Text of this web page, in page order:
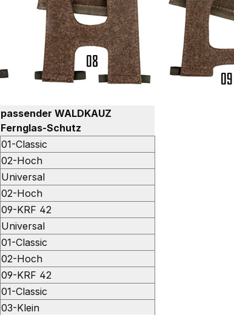
passender WALDKAUZ
Fernglas-Schutz
01-Classic
02-Hoch
Universal
02-Hoch
09-KRF 42
Universal
01-Classic
02-Hoch
09-KRF 42
01-Classic
03-Klein